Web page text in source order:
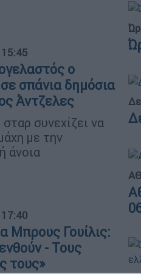
ο
σπάνια δημόσια
Άντζελες
συνεχίζει να
με την
άνοια
Μπρους Γουίλις:
- Τους
τους»